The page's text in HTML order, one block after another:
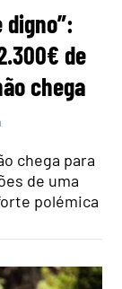
de
chega
chega para
de uma
polémica